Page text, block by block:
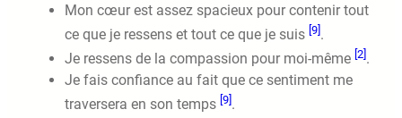
Mon cœur est assez spacieux pour contenir tout
ce que je ressens et tout ce que je suis [9].
Je ressens de la compassion pour moi-même [2] .
Je fais confiance au fait que ce sentiment me
traversera en son temps [9] .